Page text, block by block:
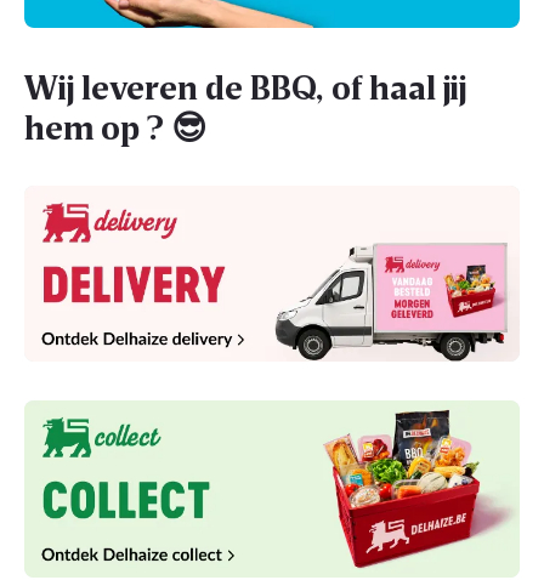
Wij leveren de BBQ, of haal jij
hem op ? 😎